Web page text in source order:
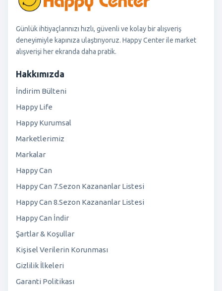
Günlük ihtiyaçlarınızı hızlı, güvenli ve kolay bir alışveriş
deneyimiyle kapınıza ulaştırıyoruz. Happy Center ile market
alışverişi her ekranda daha pratik.
Hakkımızda
İndirim Bülteni
Happy Life
Happy Kurumsal
Marketlerimiz
Markalar
Happy Can
Happy Can 7.Sezon Kazananlar Listesi
Happy Can 8.Sezon Kazananlar Listesi
Happy Can İndir
Şartlar & Koşullar
Kişisel Verilerin Korunması
Gizlilik İlkeleri
Garanti Politikası